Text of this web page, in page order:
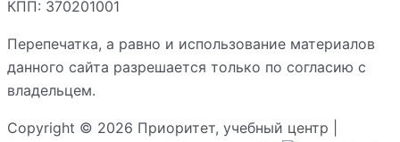
КПП: 370201001
Перепечатка, а равно и использование материалов
данного сайта разрешается только по согласию с
владельцем.
Copyright © 2026 Приоритет, учебный центр |